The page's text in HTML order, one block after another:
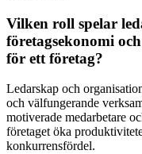
Vilken roll spelar
företagsekonomi
för ett företag?
Ledarskap och
och välfungerande
motiverade medarbetare
företaget öka
konkurrensfördel.